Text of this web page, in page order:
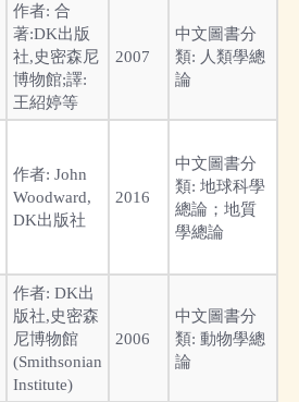
作者: 合
著:DK出版
社,史密森尼
博物館;譯:
王紹婷等
2007
中文圖書分
類: 人類學總
論
作者: John
Woodward,
DK出版社
2016
中文圖書分
類: 地球科學
總論；地質
學總論
作者: DK出
版社,史密森
尼博物館
(Smithsonian
Institute)
2006
中文圖書分
類: 動物學總
論